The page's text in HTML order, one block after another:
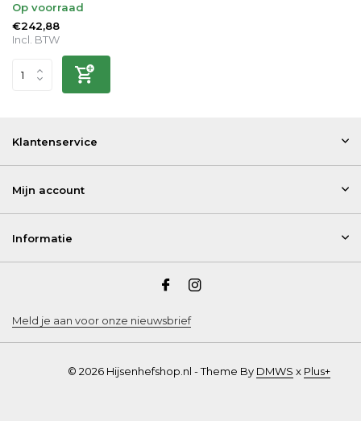
Op voorraad
€242,88
Incl. BTW
Klantenservice
Mijn account
Informatie
Meld je aan voor onze nieuwsbrief
© 2026 Hijsenhefshop.nl - Theme By DMWS x Plus+